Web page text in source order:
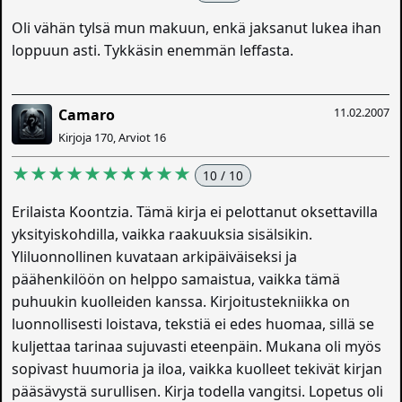
Oli vähän tylsä mun makuun, enkä jaksanut lukea ihan
loppuun asti. Tykkäsin enemmän leffasta.
11.02.2007
Camaro
Kirjoja 170, Arviot 16
★★★★★★★★★★ 10 / 10
Erilaista Koontzia. Tämä kirja ei pelottanut oksettavilla
yksityiskohdilla, vaikka raakuuksia sisälsikin.
Yliluonnollinen kuvataan arkipäiväiseksi ja
päähenkilöön on helppo samaistua, vaikka tämä
puhuukin kuolleiden kanssa. Kirjoitustekniikka on
luonnollisesti loistava, tekstiä ei edes huomaa, sillä se
kuljettaa tarinaa sujuvasti eteenpäin. Mukana oli myös
sopivast huumoria ja iloa, vaikka kuolleet tekivät kirjan
pääsävystä surullisen. Kirja todella vangitsi. Lopetus oli